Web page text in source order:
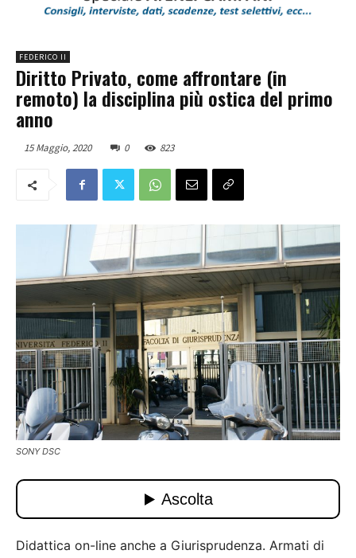
FEDERICO II
Diritto Privato, come affrontare (in
remoto) la disciplina più ostica del primo
anno
15 Maggio, 2020 0 823
SONY DSC
Didattica on-line anche a Giurisprudenza. Armati di